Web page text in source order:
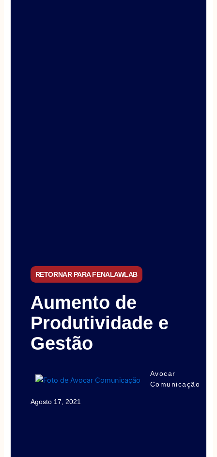
RETORNAR PARA FENALAWLAB
Aumento de
Produtividade e
Gestão
Avocar
Comunicação
Agosto 17, 2021